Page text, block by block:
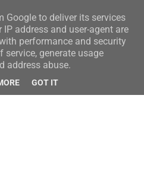
Google to deliver its services
address and user-agent are
performance and security
generate usage
address abuse.
GOT IT